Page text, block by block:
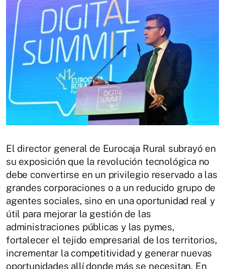
El director general de Eurocaja Rural subrayó en
su exposición que la revolución tecnológica no
debe convertirse en un privilegio reservado a las
grandes corporaciones o a un reducido grupo de
agentes sociales, sino en una oportunidad real y
útil para mejorar la gestión de las
administraciones públicas y las pymes,
fortalecer el tejido empresarial de los territorios,
incrementar la competitividad y generar nuevas
oportunidades allí donde más se necesitan. En